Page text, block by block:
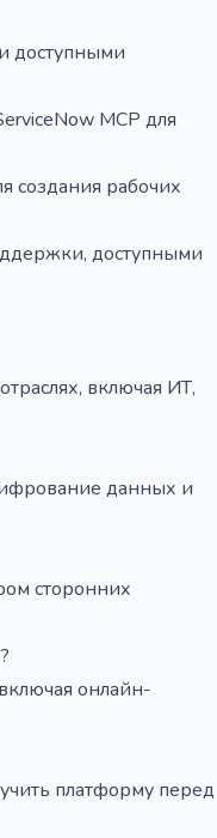
доступными
MCP для
создания рабочих
доступными
включая ИТ,
данных и
сторонних
онлайн-
платформу перед